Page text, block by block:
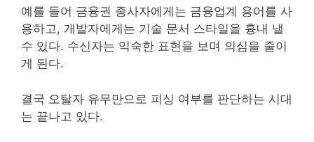
예를 들어 금융권 종사자에게는 금융업계 용어를 사
용하고, 개발자에게는 기술 문서 스타일을 흉내 낼
수 있다. 수신자는 익숙한 표현을 보며 의심을 줄이
게 된다.
결국 오탈자 유무만으로 피싱 여부를 판단하는 시대
는 끝나고 있다.